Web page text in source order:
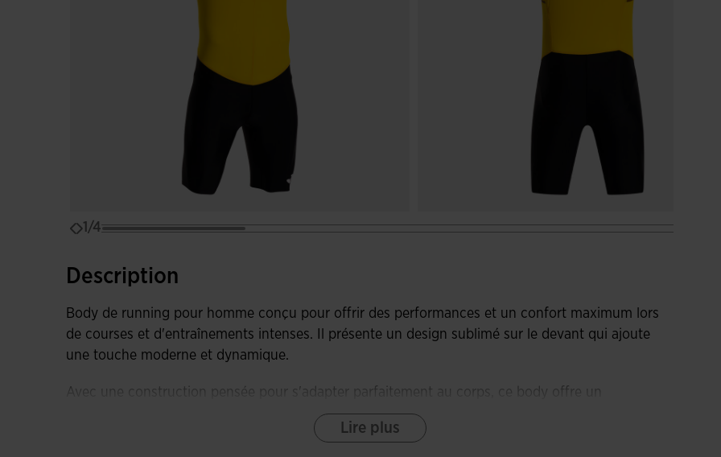
1/4
Description
Body de running pour homme conçu pour offrir des performances et un confort maximum lors
de courses et d'entraînements intenses. Il présente un design sublimé sur le devant qui ajoute
une touche moderne et dynamique.
Avec une construction pensée pour s'adapter parfaitement au corps, ce body offre un
ajustement serré et ergonomique grâce à la combinaison de matériaux élastiques et à sa
Lire plus